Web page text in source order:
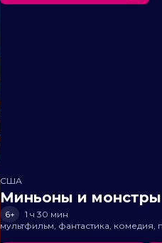
США
Миньоны и монстры
6+
1 ч 30 мин
мультфильм, фантастика,